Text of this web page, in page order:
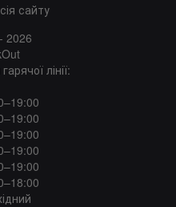
сайту
2026
лінії: